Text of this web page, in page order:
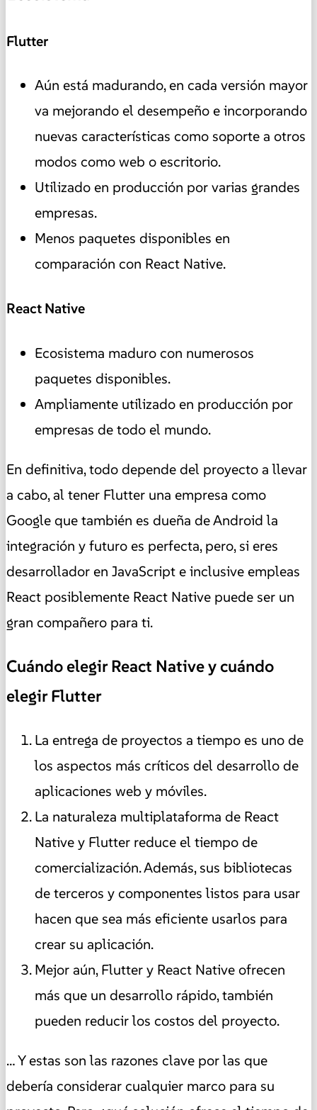
Flutter
Aún está madurando, en cada versión mayor
va mejorando el desempeño e incorporando
nuevas características como soporte a otros
modos como web o escritorio.
Utilizado en producción por varias grandes
empresas.
Menos paquetes disponibles en
comparación con React Native.
React Native
Ecosistema maduro con numerosos
paquetes disponibles.
Ampliamente utilizado en producción por
empresas de todo el mundo.
En definitiva, todo depende del proyecto a llevar
a cabo, al tener Flutter una empresa como
Google que también es dueña de Android la
integración y futuro es perfecta, pero, si eres
desarrollador en JavaScript e inclusive empleas
React posiblemente React Native puede ser un
gran compañero para ti.
Cuándo elegir React Native y cuándo
elegir Flutter
La entrega de proyectos a tiempo es uno de
los aspectos más críticos del desarrollo de
aplicaciones web y móviles.
La naturaleza multiplataforma de React
Native y Flutter reduce el tiempo de
comercialización. Además, sus bibliotecas
de terceros y componentes listos para usar
hacen que sea más eficiente usarlos para
crear su aplicación.
Mejor aún, Flutter y React Native ofrecen
más que un desarrollo rápido, también
pueden reducir los costos del proyecto.
… Y estas son las razones clave por las que
debería considerar cualquier marco para su